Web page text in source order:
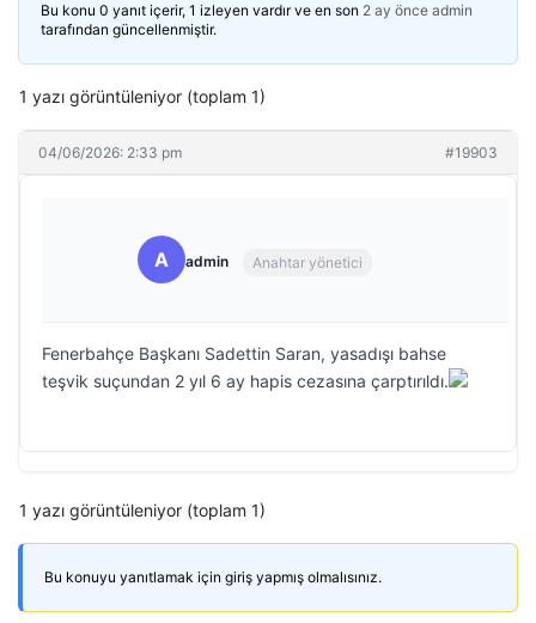
Bu konu 0 yanıt içerir, 1 izleyen vardır ve en son 2 ay önce admin
tarafından güncellenmiştir.
1 yazı görüntüleniyor (toplam 1)
04/06/2026: 2:33 pm #19903
A admin Anahtar yönetici
Fenerbahçe Başkanı Sadettin Saran, yasadışı bahse
teşvik suçundan 2 yıl 6 ay hapis cezasına çarptırıldı.
1 yazı görüntüleniyor (toplam 1)
Bu konuyu yanıtlamak için giriş yapmış olmalısınız.